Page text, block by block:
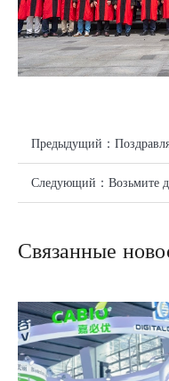
Предыдущий：
профессора Яо
награды стипендии
Следующий： Возьмите
Связанные